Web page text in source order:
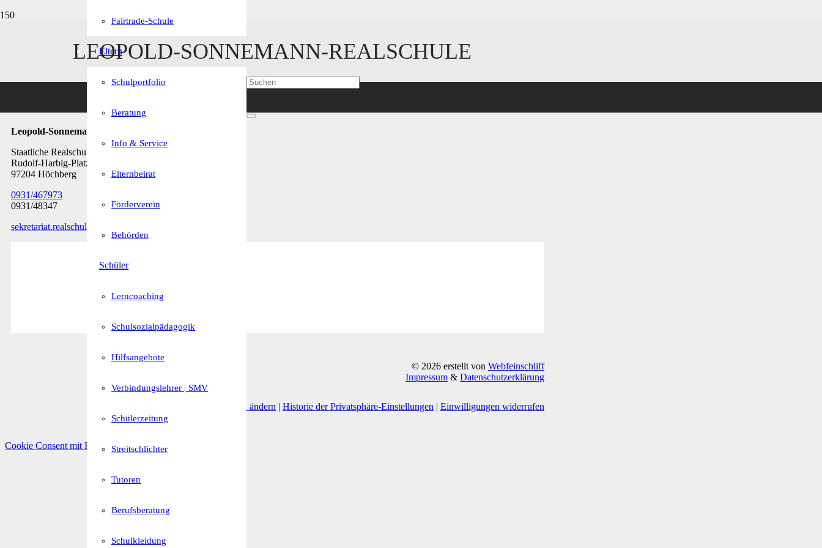
LEOPOLD-SONNEMANN-REALSCHULE
Fairtrade-Schule
Eltern
Schulportfolio
Beratung
Info & Service
Elternbeirat
Förderverein
Behörden
Schüler
Lerncoaching
Schulsozialpädagogik
Hilfsangebote
Verbindungslehrer | SMV
Schülerzeitung
Streitschlichter
Tutoren
Berufsberatung
Schulkleidung
Leopold-Sonnemann-Realschule
Staatliche Realschule Höchberg
Rudolf-Harbig-Platz 7
97204 Höchberg
0931/467973
0931/48347
sekretariat.realschule@rs-hoechberg.bayern.de
© 2026 erstellt von Webfeinschliff
Impressum& Datenschutzerklärung
Privatsphäre-Einstellungen ändern | Historie der Privatsphäre-Einstellungen | Einwilligungen widerrufen
Cookie Consent mit Real Cookie Banner